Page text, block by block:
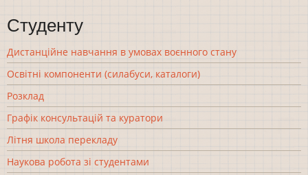
Студенту
Дистанційне навчання в умовах воєнного стану
Освітні компоненти (силабуси, каталоги)
Розклад
Графік консультацій та куратори
Літня школа перекладу
Наукова робота зі студентами